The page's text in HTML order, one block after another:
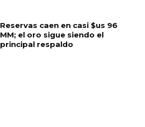
Reservas caen en casi $us 96
MM; el oro sigue siendo el
principal respaldo